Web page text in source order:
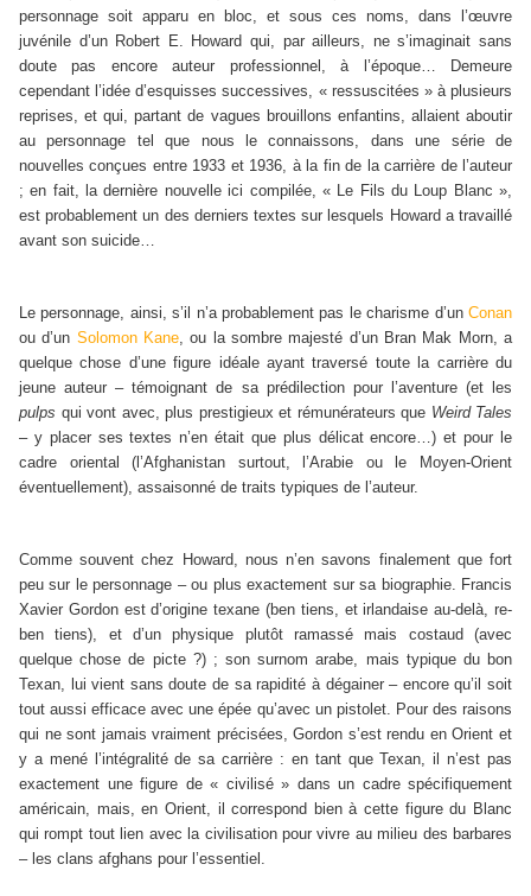
personnage soit apparu en bloc, et sous ces noms, dans l’œuvre
juvénile d’un Robert E. Howard qui, par ailleurs, ne s’imaginait sans
doute pas encore auteur professionnel, à l’époque… Demeure
cependant l’idée d’esquisses successives, « ressuscitées » à plusieurs
reprises, et qui, partant de vagues brouillons enfantins, allaient aboutir
au personnage tel que nous le connaissons, dans une série de
nouvelles conçues entre 1933 et 1936, à la fin de la carrière de l’auteur
; en fait, la dernière nouvelle ici compilée, « Le Fils du Loup Blanc »,
est probablement un des derniers textes sur lesquels Howard a travaillé
avant son suicide…
Le personnage, ainsi, s’il n’a probablement pas le charisme d’un Conan
ou d’un Solomon Kane, ou la sombre majesté d’un Bran Mak Morn, a
quelque chose d’une figure idéale ayant traversé toute la carrière du
jeune auteur – témoignant de sa prédilection pour l’aventure (et les
pulps qui vont avec, plus prestigieux et rémunérateurs que Weird Tales
– y placer ses textes n’en était que plus délicat encore…) et pour le
cadre oriental (l’Afghanistan surtout, l’Arabie ou le Moyen-Orient
éventuellement), assaisonné de traits typiques de l’auteur.
Comme souvent chez Howard, nous n’en savons finalement que fort
peu sur le personnage – ou plus exactement sur sa biographie. Francis
Xavier Gordon est d’origine texane (ben tiens, et irlandaise au-delà, re-
ben tiens), et d’un physique plutôt ramassé mais costaud (avec
quelque chose de picte ?) ; son surnom arabe, mais typique du bon
Texan, lui vient sans doute de sa rapidité à dégainer – encore qu’il soit
tout aussi efficace avec une épée qu’avec un pistolet. Pour des raisons
qui ne sont jamais vraiment précisées, Gordon s’est rendu en Orient et
y a mené l’intégralité de sa carrière : en tant que Texan, il n’est pas
exactement une figure de « civilisé » dans un cadre spécifiquement
américain, mais, en Orient, il correspond bien à cette figure du Blanc
qui rompt tout lien avec la civilisation pour vivre au milieu des barbares
– les clans afghans pour l’essentiel.